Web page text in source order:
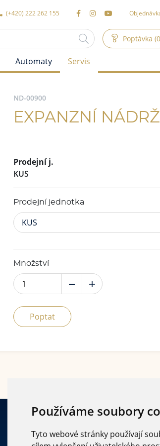
Používáme soubory
Tyto webové stránky používají
(+420) 222 262 155
Poptávka
ND-00900
EXPANZNÍ
Prodejní j.
KUS
Prodejní jednotka
KUS
Množství
Poptat
Automaty Servis